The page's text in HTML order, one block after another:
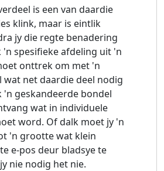
is een van daardie
klink, maar is eintlik
jy die regte benadering
'n spesifieke afdeling uit 'n
onttrek om met 'n
wat net daardie deel nodig
'n geskandeerde bondel
wat in individuele
word. Of dalk moet jy 'n
'n grootte wat klein
e-pos deur bladsye te
nie nodig het nie.